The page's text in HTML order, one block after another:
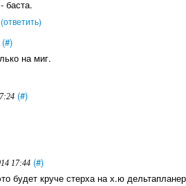
- баста.
(ответить)
(#)
на миг.
(#)
17:44 (#)
будет круче стерха на х.ю